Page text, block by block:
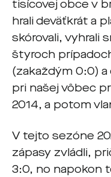
tisícovej obce v
hrali deväťkrát a
skórovali, vyhrali
štyroch
(zakaždým 0:0) a
pri našej vôbec
2014, a potom
V tejto sezóne
zápasy zvládli,
3:0, no napokon